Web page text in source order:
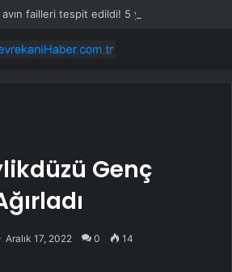
Genç
Aralık 17, 2022 0 14